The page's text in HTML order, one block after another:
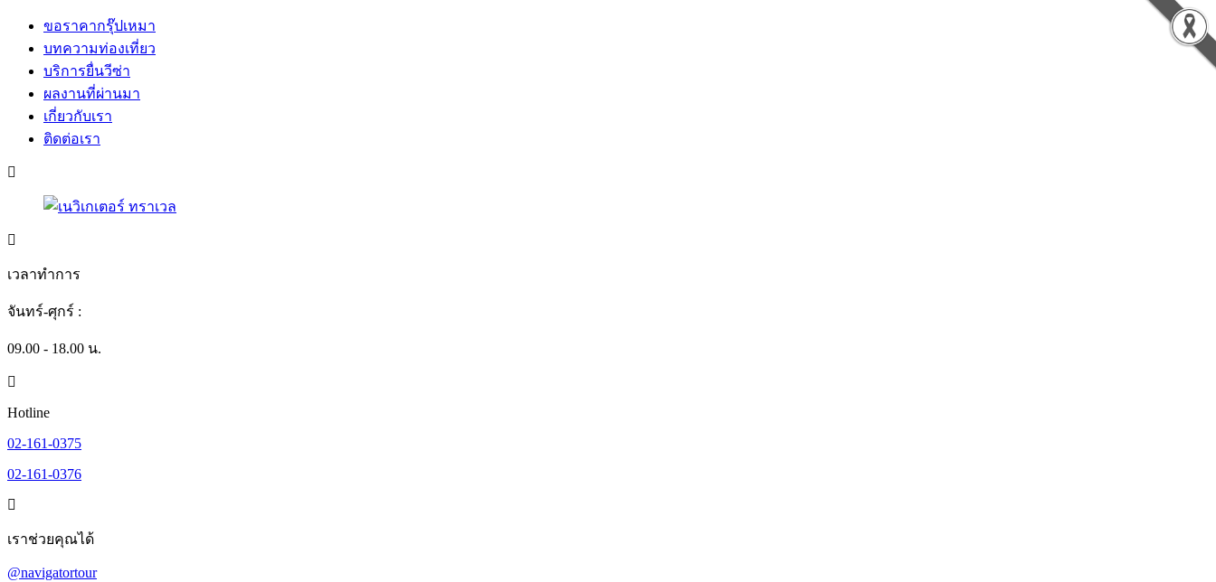
ขอราคากรุ๊ปเหมา
บทความท่องเที่ยว
บริการยื่นวีซ่า
ผลงานที่ผ่านมา
เกี่ยวกับเรา
ติดต่อเรา
เวลาทำการ
จันทร์-ศุกร์ :
09.00 - 18.00 น.
Hotline
02-161-0375
02-161-0376
เราช่วยคุณได้
@navigatortour